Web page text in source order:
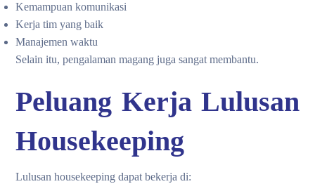
Kemampuan komunikasi
Kerja tim yang baik
Manajemen waktu
Selain itu, pengalaman magang juga sangat membantu.
Peluang Kerja Lulusan
Housekeeping
Lulusan housekeeping dapat bekerja di: